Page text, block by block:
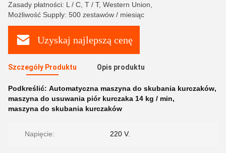
Zasady płatności: L / C, T / T, Western Union,
Możliwość Supply: 500 zestawów / miesiąc
Uzyskaj najlepszą cenę
Szczegóły Produktu Opis produktu
Podkreślić: Automatyczna maszyna do skubania kurczaków,
maszyna do usuwania piór kurczaka 14 kg / min,
maszyna do skubania kurczaków
Napięcie: 220 V.